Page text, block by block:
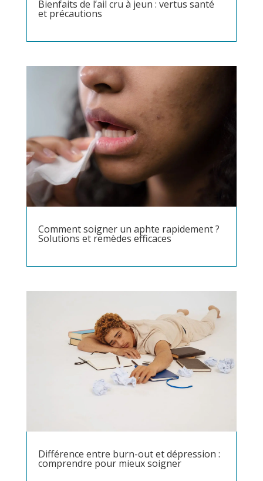
Bienfaits de l’ail cru à jeun : vertus santé
et précautions
Comment soigner un aphte rapidement ?
Solutions et remèdes efficaces
Différence entre burn-out et dépression :
comprendre pour mieux soigner